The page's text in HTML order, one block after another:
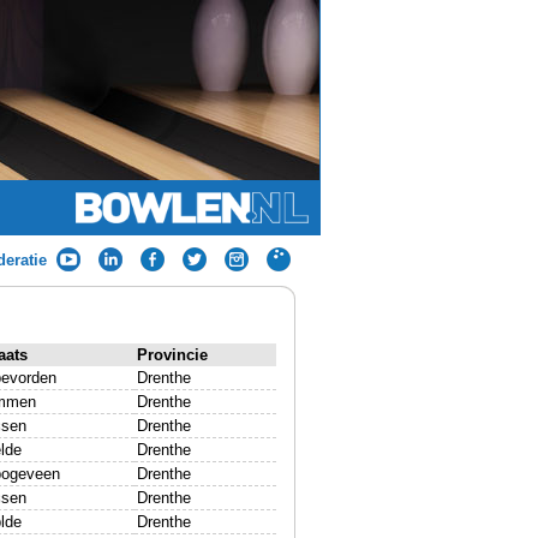
Provincie
Drenthe
Drenthe
Drenthe
Drenthe
Drenthe
Drenthe
Drenthe